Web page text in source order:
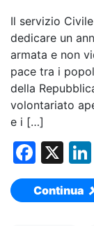
Il servizio
dedicare un
armata e non
pace tra i
della
volontariato
e i […]
F
a
c
X
Continua